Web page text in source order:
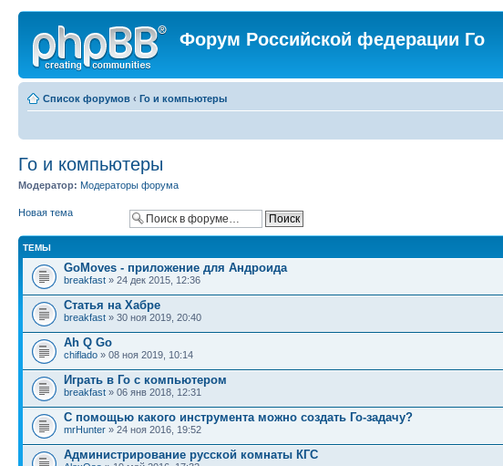
Форум Российской федерации Го
Список форумов ‹ Го и компьютеры
Го и компьютеры
Модератор: Модераторы форума
Новая тема
ТЕМЫ
GoMoves - приложение для Андроида
breakfast » 24 дек 2015, 12:36
Статья на Хабре
breakfast » 30 ноя 2019, 20:40
Ah Q Go
chiflado » 08 ноя 2019, 10:14
Играть в Го с компьютером
breakfast » 06 янв 2018, 12:31
С помощью какого инструмента можно создать Го-задачу?
mrHunter » 24 ноя 2016, 19:52
Администрирование русской комнаты КГС